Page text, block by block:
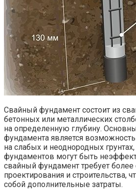
Свайный фундамент состоит из
бетонных или металлических
на определенную глубину.
фундамента является
на слабых и неоднородных
фундаментов могут быть
свайный фундамент требует более
проектирования и строительства,
собой дополнительные затраты.